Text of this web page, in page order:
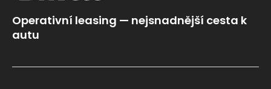
Operativní leasing — nejsnadnější cesta k
autu